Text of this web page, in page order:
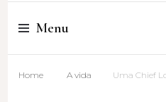
Cristina
Menu
Home A vida Uma Chief